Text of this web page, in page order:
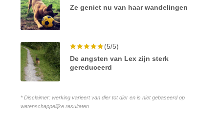
Ze geniet nu van haar wandelingen
(5/5)
De angsten van Lex zijn sterk
gereduceerd
* Disclaimer: werking varieert van dier tot dier en is niet gebaseerd op
wetenschappelijke resultaten.